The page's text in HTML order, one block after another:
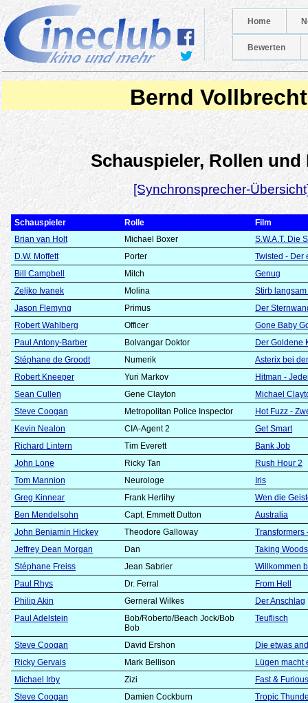
Home
Bewerten
Bernd Vollbrecht
Schauspieler, Rollen und
[Synchronsprecher-
Schauspieler Rolle
Film
Brian van Holt
Michael Boxer
S.W.A.T. Die
D.W. Moffett
Porter
Twisted - Der
Bill Campbell
Mitch
Genug
Zeljko Ivanek
Molina
Stirb langsam
Jason Flemyng
Primus
Der
Robert Wahlberg
Officer
Gone Baby
Paul Antony-Barber
Bolvangar Doktor
Der Goldene
Stéphane de Groodt
Numerik
Asterix bei
Robert Kneeper
Yuri Markov
Hitman -
Sean Cullen
Gene Clayton
Michael
Steve Coogan
Metropolitan Police Inspector
Hot Fuzz -
Kevin Nealon
CIA-Agent 2
Get Smart
Richard Lintern
Tim Everett
Bank Job
John Lone
Ricky Tan
Rush Hour 2
Tom Mannion
Neurologe
Iris
Greg Kinnear
Frank Herlihy
Wen die
Ben Mendelsohn
Capt. Emmett Dutton
Australia
John Benjamin Hickey
Theodore Galloway
Transformers
Jeffrey Dean Morgan
Dan
Taking
Stéphane Freiss
Jean Sabrier
Willkommen
Paul Rhys
Dr. Ferral
From Hell
Philip Akin
Gerneral Wilkes
Der Anschlag
Paul Adelstein
Bob/Roberto/Beach Jock/Bob
Bob
Teuflisch
Steve Coogan David Ershon
Die etwas
Ricky Gervais
Mark Bellison
Lügen macht
Michael Irby
Zizi
Fast &
Steve Coogan
Damien Cockburn
Tropic